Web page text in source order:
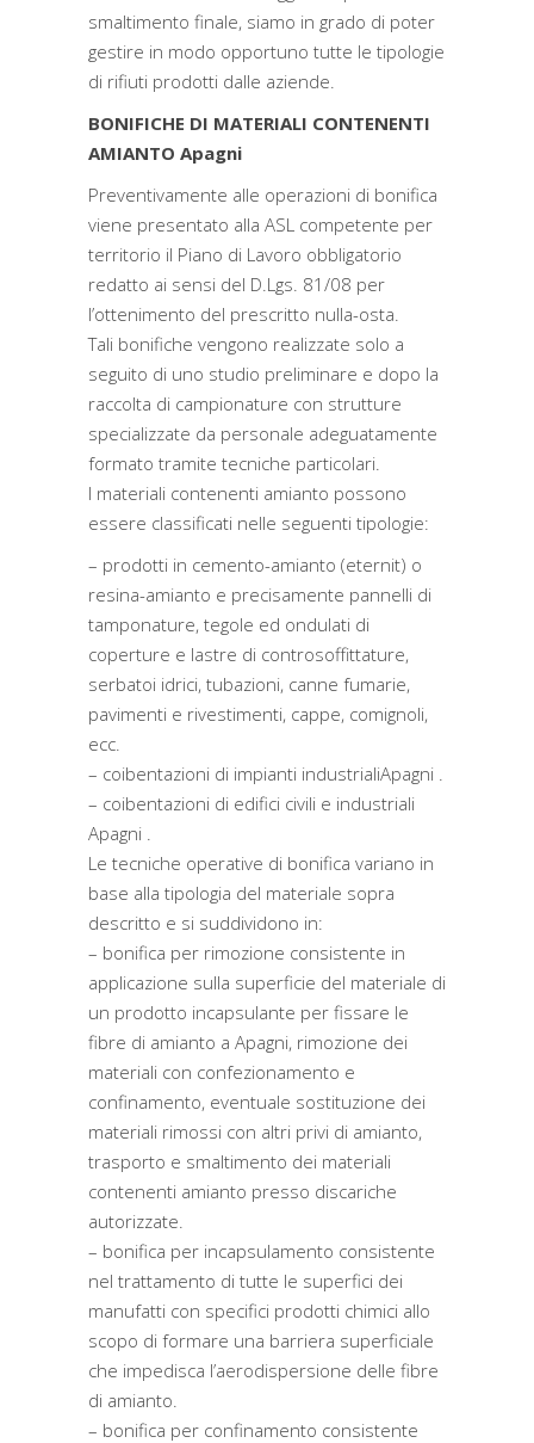
smaltimento finale, siamo in grado di poter
gestire in modo opportuno tutte le tipologie
di rifiuti prodotti dalle aziende.
BONIFICHE DI MATERIALI CONTENENTI
AMIANTO Apagni
Preventivamente alle operazioni di bonifica
viene presentato alla ASL competente per
territorio il Piano di Lavoro obbligatorio
redatto ai sensi del D.Lgs. 81/08 per
l’ottenimento del prescritto nulla-osta.
Tali bonifiche vengono realizzate solo a
seguito di uno studio preliminare e dopo la
raccolta di campionature con strutture
specializzate da personale adeguatamente
formato tramite tecniche particolari.
I materiali contenenti amianto possono
essere classificati nelle seguenti tipologie:
– prodotti in cemento-amianto (eternit) o
resina-amianto e precisamente pannelli di
tamponature, tegole ed ondulati di
coperture e lastre di controsoffittature,
serbatoi idrici, tubazioni, canne fumarie,
pavimenti e rivestimenti, cappe, comignoli,
ecc.
– coibentazioni di impianti industrialiApagni .
– coibentazioni di edifici civili e industriali
Apagni .
Le tecniche operative di bonifica variano in
base alla tipologia del materiale sopra
descritto e si suddividono in:
– bonifica per rimozione consistente in
applicazione sulla superficie del materiale di
un prodotto incapsulante per fissare le
fibre di amianto a Apagni, rimozione dei
materiali con confezionamento e
confinamento, eventuale sostituzione dei
materiali rimossi con altri privi di amianto,
trasporto e smaltimento dei materiali
contenenti amianto presso discariche
autorizzate.
– bonifica per incapsulamento consistente
nel trattamento di tutte le superfici dei
manufatti con specifici prodotti chimici allo
scopo di formare una barriera superficiale
che impedisca l’aerodispersione delle fibre
di amianto.
– bonifica per confinamento consistente